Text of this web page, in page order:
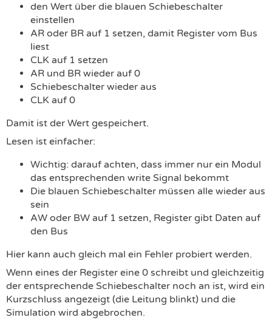
den Wert über die blauen Schiebeschalter
einstellen
AR oder BR auf 1 setzen, damit Register vom Bus
liest
CLK auf 1 setzen
AR und BR wieder auf 0
Schiebeschalter wieder aus
CLK auf 0
Damit ist der Wert gespeichert.
Lesen ist einfacher:
Wichtig: darauf achten, dass immer nur ein Modul
das entsprechenden write Signal bekommt
Die blauen Schiebeschalter müssen alle wieder aus
sein
AW oder BW auf 1 setzen, Register gibt Daten auf
den Bus
Hier kann auch gleich mal ein Fehler probiert werden.
Wenn eines der Register eine 0 schreibt und gleichzeitig
der entsprechende Schiebeschalter noch an ist, wird ein
Kurzschluss angezeigt (die Leitung blinkt) und die
Simulation wird abgebrochen.